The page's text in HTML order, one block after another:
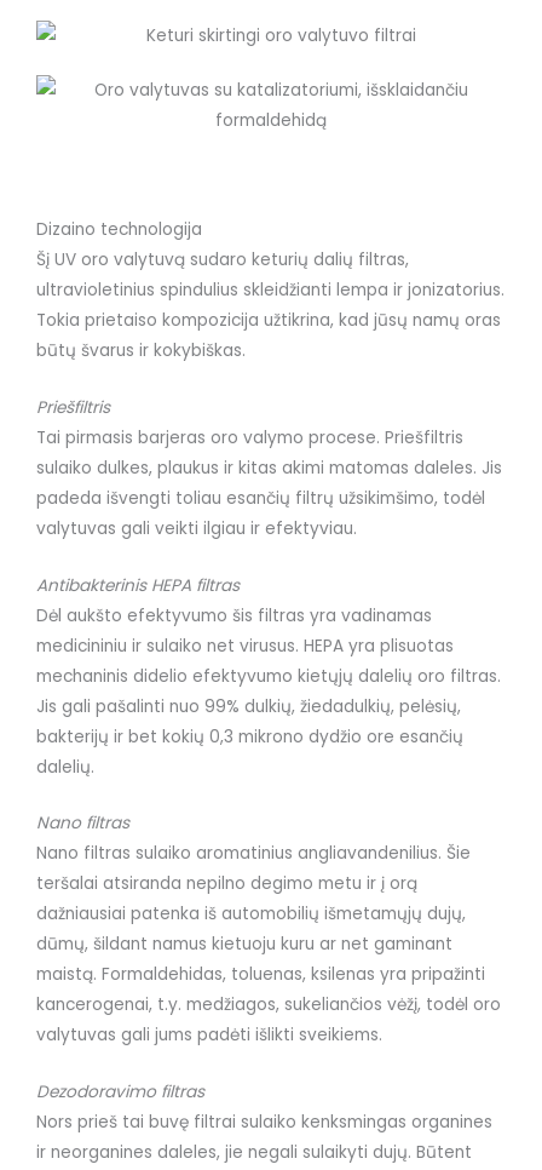
Dizaino technologija
Šį UV oro valytuvą sudaro keturių dalių filtras,
ultravioletinius spindulius skleidžianti lempa ir jonizatorius.
Tokia prietaiso kompozicija užtikrina, kad jūsų namų oras
būtų švarus ir kokybiškas.
Priešfiltris
Tai pirmasis barjeras oro valymo procese. Priešfiltris
sulaiko dulkes, plaukus ir kitas akimi matomas daleles. Jis
padeda išvengti toliau esančių filtrų užsikimšimo, todėl
valytuvas gali veikti ilgiau ir efektyviau.
Antibakterinis HEPA filtras
Dėl aukšto efektyvumo šis filtras yra vadinamas
medicininiu ir sulaiko net virusus. HEPA yra plisuotas
mechaninis didelio efektyvumo kietųjų dalelių oro filtras.
Jis gali pašalinti nuo 99% dulkių, žiedadulkių, pelėsių,
bakterijų ir bet kokių 0,3 mikrono dydžio ore esančių
dalelių.
Nano filtras
Nano filtras sulaiko aromatinius angliavandenilius. Šie
teršalai atsiranda nepilno degimo metu ir į orą
dažniausiai patenka iš automobilių išmetamųjų dujų,
dūmų, šildant namus kietuoju kuru ar net gaminant
maistą. Formaldehidas, toluenas, ksilenas yra pripažinti
kancerogenai, t.y. medžiagos, sukeliančios vėžį, todėl oro
valytuvas gali jums padėti išlikti sveikiems.
Dezodoravimo filtras
Nors prieš tai buvę filtrai sulaiko kenksmingas organines
ir neorganines daleles, jie negali sulaikyti dujų. Būtent